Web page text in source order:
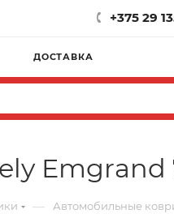
+375 29
ДОСТАВКА
Emgrand
— Автомобильные